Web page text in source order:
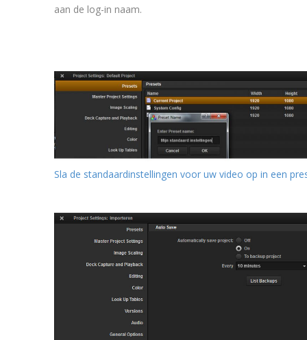
aan de log-in naam.
Sla de standaardinstellingen voor uw video op in een